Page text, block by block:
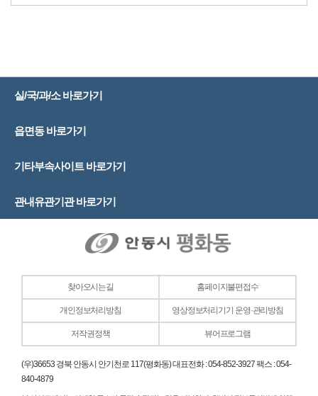
실/국/과/소 바로가기
읍면동 바로가기
기타부속사이트 바로가기
관내유관기관 바로가기
찾아오시는길 홈페이지불편접수
개인정보처리방침 영상정보처리기기 운영·관리방침
저작권정책 뷰어프로그램
(우)36653 경북 안동시 안기천로 117(평화동) 대표전화 : 054-852-3927 팩스 : 054-
840-4879